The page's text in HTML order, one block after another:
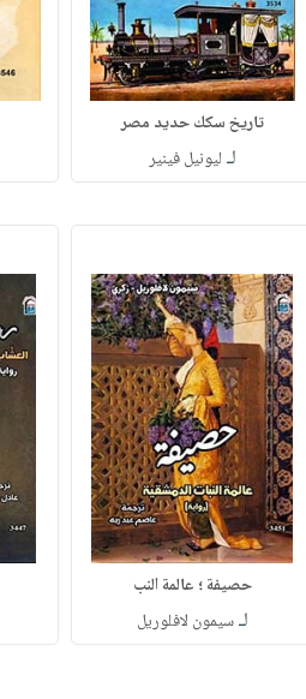
تاريخ سكك حديد مصر
لـ ليونيل فينير
حصيفة ؛ عالمة النب
لـسيمون لافلوريل